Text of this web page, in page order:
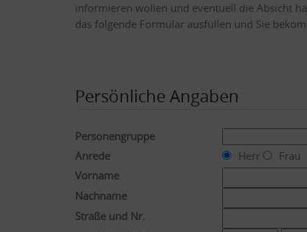
informieren wollen und eventuell die Absicht
das folgende Formular ausfüllen und Sie
Persönliche Angaben
Personengruppe
Anrede
Herr
Frau
Vorname
Nachname
Straße und Nr.